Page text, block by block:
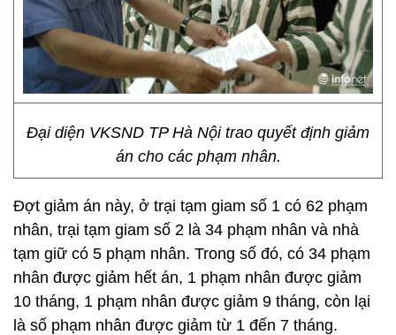
Đại diện VKSND TP Hà Nội trao quyết định giảm
án cho các phạm nhân.
Đợt giảm án này, ở trại tạm giam số 1 có 62 phạm
nhân, trại tạm giam số 2 là 34 phạm nhân và nhà
tạm giữ có 5 phạm nhân. Trong số đó, có 34 phạm
nhân được giảm hết án, 1 phạm nhân được giảm
10 tháng, 1 phạm nhân được giảm 9 tháng, còn lại
là số phạm nhân được giảm từ 1 đến 7 tháng.